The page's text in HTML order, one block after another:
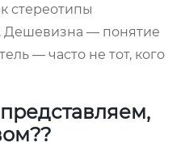
стереотипы
Дешевизна — понятие
— часто не тот, кого